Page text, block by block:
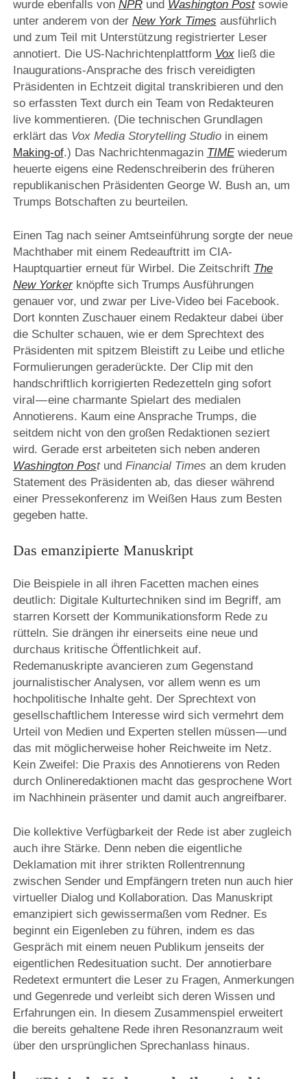
wurde ebenfalls von NPRund Washington Postsowie
unter anderem von der New York Times ausführlich
und zum Teil mit Unterstützung registrierter Leser
annotiert. Die US-Nachrichtenplattform Voxließ die
Inaugurations-Ansprache des frisch vereidigten
Präsidenten in Echtzeit digital transkribieren und den
so erfassten Text durch ein Team von Redakteuren
live kommentieren. (Die technischen Grundlagen
erklärt das Vox Media Storytelling Studioin einem
Making-of.) Das Nachrichtenmagazin TIMEwiederum
heuerte eigens eine Redenschreiberin des früheren
republikanischen Präsidenten George W. Bush an, um
Trumps Botschaften zu beurteilen.
Einen Tag nach seiner Amtseinführung sorgte der neue
Machthaber mit einem Redeauftritt im CIA-
Hauptquartier erneut für Wirbel. Die Zeitschrift The
New Yorkerknöpfte sich Trumps Ausführungen
genauer vor, und zwar per Live-Video bei Facebook.
Dort konnten Zuschauer einem Redakteur dabei über
die Schulter schauen, wie er dem Sprechtext des
Präsidenten mit spitzem Bleistift zu Leibe und etliche
Formulierungen geraderückte. Der Clip mit den
handschriftlich korrigierten Redezetteln ging sofort
viral — eine charmante Spielart des medialen
Annotierens. Kaum eine Ansprache Trumps, die
seitdem nicht von den großen Redaktionen seziert
wird. Gerade erst arbeiteten sich neben anderen
Washington Postund Financial Times an dem kruden
Statement des Präsidenten ab, das dieser während
einer Pressekonferenz im Weißen Haus zum Besten
gegeben hatte.
Das emanzipierte Manuskript
Die Beispiele in all ihren Facetten machen eines
deutlich: Digitale Kulturtechniken sind im Begriff, am
starren Korsett der Kommunikationsform Rede zu
rütteln. Sie drängen ihr einerseits eine neue und
durchaus kritische Öffentlichkeit auf.
Redemanuskripte avancieren zum Gegenstand
journalistischer Analysen, vor allem wenn es um
hochpolitische Inhalte geht. Der Sprechtext von
gesellschaftlichem Interesse wird sich vermehrt dem
Urteil von Medien und Experten stellen müssen — und
das mit möglicherweise hoher Reichweite im Netz.
Kein Zweifel: Die Praxis des Annotierens von Reden
durch Onlineredaktionen macht das gesprochene Wort
im Nachhinein präsenter und damit auch angreifbarer.
Die kollektive Verfügbarkeit der Rede ist aber zugleich
auch ihre Stärke. Denn neben die eigentliche
Deklamation mit ihrer strikten Rollentrennung
zwischen Sender und Empfängern treten nun auch hier
virtueller Dialog und Kollaboration. Das Manuskript
emanzipiert sich gewissermaßen vom Redner. Es
beginnt ein Eigenleben zu führen, indem es das
Gespräch mit einem neuen Publikum jenseits der
eigentlichen Redesituation sucht. Der annotierbare
Redetext ermuntert die Leser zu Fragen, Anmerkungen
und Gegenrede und verleibt sich deren Wissen und
Erfahrungen ein. In diesem Zusammenspiel erweitert
die bereits gehaltene Rede ihren Resonanzraum weit
über den ursprünglichen Sprechanlass hinaus.